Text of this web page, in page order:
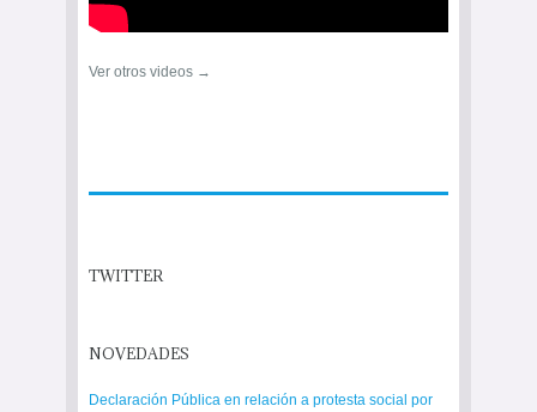
Ver otros videos →
TWITTER
NOVEDADES
Declaración Pública en relación a protesta social por